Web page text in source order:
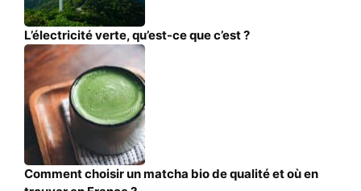
L’électricité verte, qu’est-ce que c’est ?
Comment choisir un matcha bio de qualité et où en